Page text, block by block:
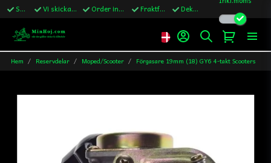
Snabba leveranser Vi skickar till Sverige,Danmark & Finland Order innan kl.13 skickas samma vardag Fraktfritt över 1200kr till Sverige Dekaler ingår i alla ordrar
Hem Reservdelar Moped/Scooter Förgasare 19mm (18) GY6 4-takt Scooters